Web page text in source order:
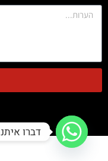
דברו איתנו